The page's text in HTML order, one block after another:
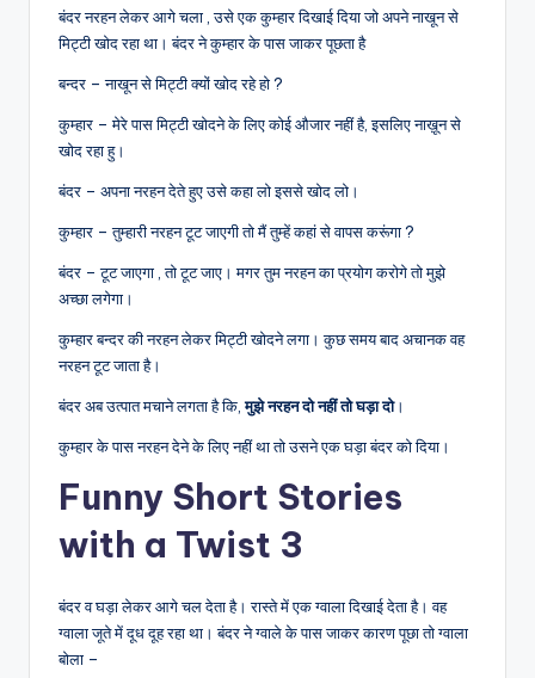
बंदर नरहन लेकर आगे चला , उसे एक कुम्हार दिखाई दिया जो अपने नाखून से
मिट्टी खोद रहा था। बंदर ने कुम्हार के पास जाकर पूछता है
बन्दर – नाखून से मिट्टी क्यों खोद रहे हो ?
कुम्हार – मेरे पास मिट्टी खोदने के लिए कोई औजार नहीं है, इसलिए नाख़ून से
खोद रहा हु।
बंदर – अपना नरहन देते हुए उसे कहा लो इससे खोद लो।
कुम्हार – तुम्हारी नरहन टूट जाएगी तो मैं तुम्हें कहां से वापस करूंगा ?
बंदर – टूट जाएगा , तो टूट जाए। मगर तुम नरहन का प्रयोग करोगे तो मुझे
अच्छा लगेगा।
कुम्हार बन्दर की नरहन लेकर मिट्टी खोदने लगा। कुछ समय बाद अचानक वह
नरहन टूट जाता है।
बंदर अब उत्पात मचाने लगता है कि,मुझे नरहन दो नहीं तो घड़ा दो।
कुम्हार के पास नरहन देने के लिए नहीं था तो उसने एक घड़ा बंदर को दिया।
Funny Short Stories
with a Twist 3
बंदर व घड़ा लेकर आगे चल देता है। रास्ते में एक ग्वाला दिखाई देता है। वह
ग्वाला जूते में दूध दूह रहा था। बंदर ने ग्वाले के पास जाकर कारण पूछा तो ग्वाला
बोला –